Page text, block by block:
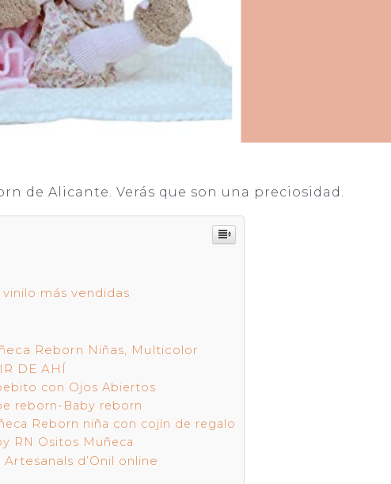
de Alicante. Verás que son una preciosidad.
más vendidas
Reborn Niñas, Multicolor
DE AHÍ
con Ojos Abiertos
reborn-Baby reborn
Reborn niña con cojín de regalo
RN Ositos Muñeca
d’Onil online